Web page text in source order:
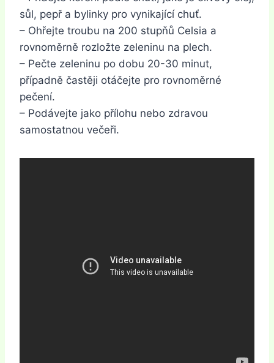
sůl, pepř a bylinky pro vynikající chuť.
– Ohřejte troubu na 200 stupňů Celsia a
rovnoměrně rozložte zeleninu na plech.
– Pečte zeleninu po dobu 20-30 minut,
případně častěji otáčejte pro rovnoměrné
pečení.
– Podávejte jako přílohu nebo zdravou
samostatnou večeři.